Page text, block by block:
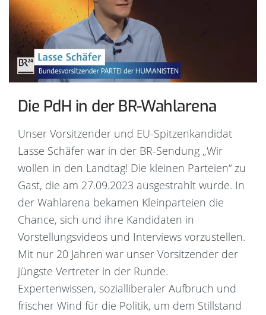
Die PdH in der BR-Wahlarena
Unser Vorsitzender und EU-Spitzenkandidat
Lasse Schäfer war in der BR-Sendung „Wir
wollen in den Landtag! Die kleinen Parteien“ zu
Gast, die am 27.09.2023 ausgestrahlt wurde. In
der Wahlarena bekamen Kleinparteien die
Chance, sich und ihre Kandidaten in
Vorstellungsvideos und Interviews vorzustellen.
Mit nur 20 Jahren war unser Vorsitzender der
jüngste Vertreter in der Runde.
Expertenwissen, sozialliberaler Aufbruch und
frischer Wind für die Politik, um dem Stillstand